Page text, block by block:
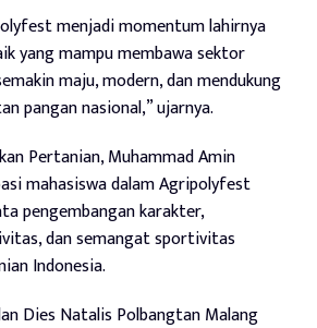
menjadi momentum lahirnya
yang mampu membawa sektor
maju, modern, dan mendukung
pangan nasional,” ujarnya.
Pertanian, Muhammad Amin
mahasiswa dalam Agripolyfest
pengembangan karakter,
dan semangat sportivitas
Indonesia.
Dies Natalis Polbangtan Malang